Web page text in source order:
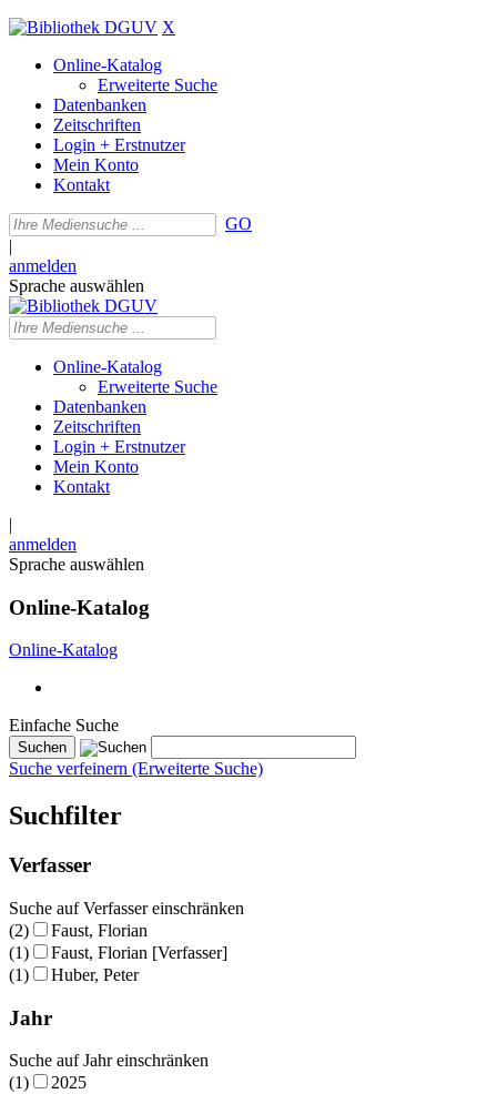
X
Online-Katalog
Erweiterte Suche
Datenbanken
Zeitschriften
Login + Erstnutzer
Mein Konto
Kontakt
GO
|
anmelden
Sprache auswählen
Online-Katalog
Erweiterte Suche
Datenbanken
Zeitschriften
Login + Erstnutzer
Mein Konto
Kontakt
|
anmelden
Sprache auswählen
Online-Katalog
Online-Katalog
Einfache Suche
Suche verfeinern (Erweiterte Suche)
Suchfilter
Verfasser
Suche auf Verfasser einschränken
(2)
Faust, Florian
(1)
Faust, Florian [Verfasser]
(1)
Huber, Peter
Jahr
Suche auf Jahr einschränken
(1)
2025